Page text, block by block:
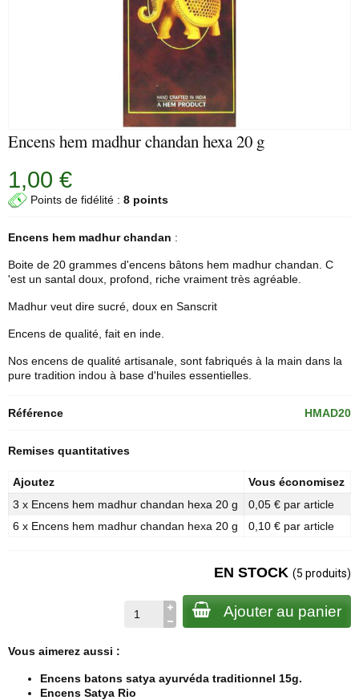
Encens hem madhur chandan hexa 20 g
1,00 €
Points de fidélité : 8 points
Encens hem madhur chandan :
Boite de 20 grammes d'encens bâtons hem madhur chandan. C
'est un santal doux, profond, riche vraiment très agréable.
Madhur veut dire sucré, doux en Sanscrit
Encens de qualité, fait en inde.
Nos encens de qualité artisanale, sont fabriqués à la main dans la
pure tradition indou à base d'huiles essentielles.
Référence HMAD20
Remises quantitatives
Ajoutez
Vous économisez
3 x Encens hem madhur chandan hexa 20 g
0,05 € par article
6 x Encens hem madhur chandan hexa 20 g
0,10 € par article
EN STOCK (5 produits)
Ajouter au panier
Vous aimerez aussi :
Encens batons satya ayurvéda traditionnel 15g.
Encens Satya Rio